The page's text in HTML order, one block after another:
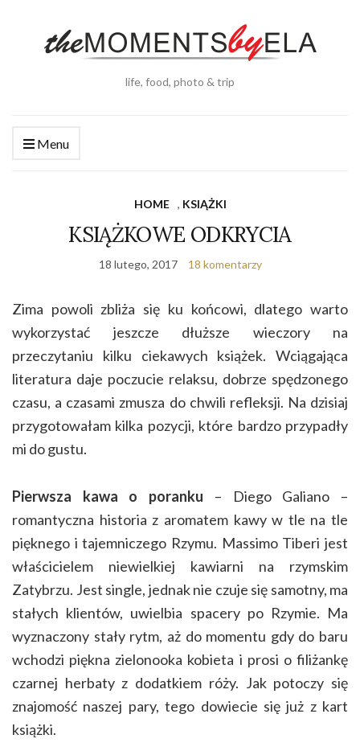
life, food, photo & trip
Menu
HOME , KSIĄŻKI
KSIĄŻKOWE ODKRYCIA
18 lutego, 2017 18 komentarzy
Zima powoli zbliża się ku końcowi, dlatego warto
wykorzystać jeszcze dłuższe wieczory na
przeczytaniu kilku ciekawych książek. Wciągająca
literatura daje poczucie relaksu, dobrze spędzonego
czasu, a czasami zmusza do chwili refleksji. Na dzisiaj
przygotowałam kilka pozycji, które bardzo przypadły
mi do gustu.
Pierwsza kawa o poranku – Diego Galiano –
romantyczna historia z aromatem kawy w tle na tle
pięknego i tajemniczego Rzymu. Massimo Tiberi jest
właścicielem niewielkiej kawiarni na rzymskim
Zatybrzu. Jest single, jednak nie czuje się samotny, ma
stałych klientów, uwielbia spacery po Rzymie. Ma
wyznaczony stały rytm, aż do momentu gdy do baru
wchodzi piękna zielonooka kobieta i prosi o filiżankę
czarnej herbaty z dodatkiem róży. Jak potoczy się
znajomość naszej pary, tego dowiecie się już z kart
książki.